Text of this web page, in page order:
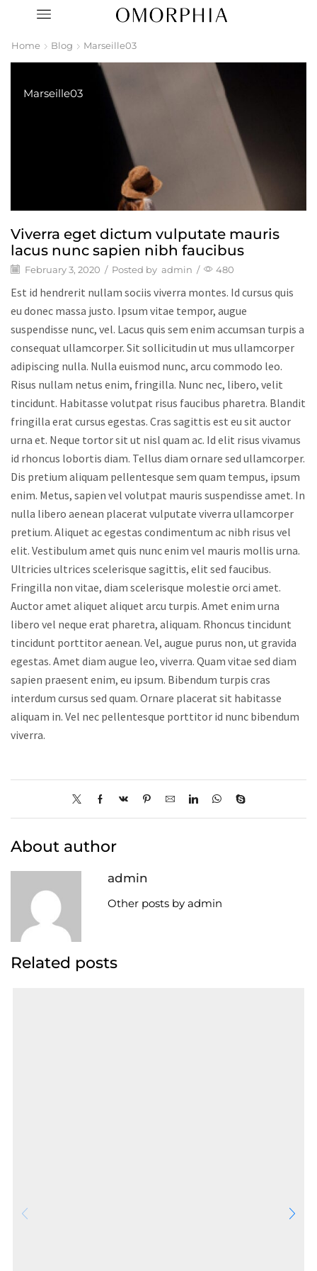
Home Blog Marseille03
Marseille03
Viverra eget dictum vulputate mauris
lacus nunc sapien nibh faucibus
February 3, 2020 / Posted by admin / 480
Est id hendrerit nullam sociis viverra montes. Id cursus quis
eu donec massa justo. Ipsum vitae tempor, augue
suspendisse nunc, vel. Lacus quis sem enim accumsan turpis a
consequat ullamcorper. Sit sollicitudin ut mus ullamcorper
adipiscing nulla. Nulla euismod nunc, arcu commodo leo.
Risus nullam netus enim, fringilla. Nunc nec, libero, velit
tincidunt. Habitasse volutpat risus faucibus pharetra. Blandit
fringilla erat cursus egestas. Cras sagittis est eu sit auctor
urna et. Neque tortor sit ut nisl quam ac. Id elit risus vivamus
id rhoncus lobortis diam. Tellus diam ornare sed ullamcorper.
Dis pretium aliquam pellentesque sem quam tempus, ipsum
enim. Metus, sapien vel volutpat mauris suspendisse amet. In
nulla libero aenean placerat vulputate viverra ullamcorper
pretium. Aliquet ac egestas condimentum ac nibh risus vel
elit. Vestibulum amet quis nunc enim vel mauris mollis urna.
Ultricies ultrices scelerisque sagittis, elit sed faucibus.
Fringilla non vitae, diam scelerisque molestie orci amet.
Auctor amet aliquet aliquet arcu turpis. Amet enim urna
libero vel neque erat pharetra, aliquam. Rhoncus tincidunt
tincidunt porttitor aenean. Vel, augue purus non, ut gravida
egestas. Amet diam augue leo, viverra. Quam vitae sed diam
sapien praesent enim, eu ipsum. Bibendum turpis cras
interdum cursus sed quam. Ornare placerat sit habitasse
aliquam in. Vel nec pellentesque porttitor id nunc bibendum
viverra.
About author
admin
Other posts by admin
Related posts